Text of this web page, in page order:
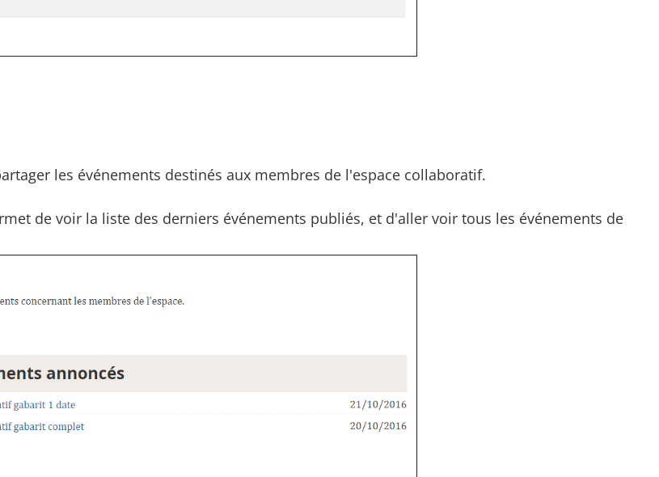
les événements destinés aux membres de l'espace collaboratif.
de voir la liste des derniers événements publiés, et d'aller voir tous les événements de